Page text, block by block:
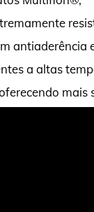
antiaderência
a altas
mais